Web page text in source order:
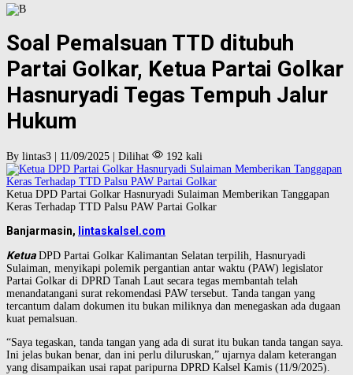
Soal Pemalsuan TTD ditubuh
Partai Golkar, Ketua Partai Golkar
Hasnuryadi Tegas Tempuh Jalur
Hukum
By lintas3 | 11/09/2025 | Dilihat 192 kali
Ketua DPD Partai Golkar Hasnuryadi Sulaiman Memberikan Tanggapan
Keras Terhadap TTD Palsu PAW Partai Golkar
Banjarmasin, lintaskalsel.com
KetuaDPD Partai Golkar Kalimantan Selatan terpilih, Hasnuryadi
Sulaiman, menyikapi polemik pergantian antar waktu (PAW) legislator
Partai Golkar di DPRD Tanah Laut secara tegas membantah telah
menandatangani surat rekomendasi PAW tersebut. Tanda tangan yang
tercantum dalam dokumen itu bukan miliknya dan menegaskan ada dugaan
kuat pemalsuan.
“Saya tegaskan, tanda tangan yang ada di surat itu bukan tanda tangan saya.
Ini jelas bukan benar, dan ini perlu diluruskan,” ujarnya dalam keterangan
yang disampaikan usai rapat paripurna DPRD Kalsel Kamis (11/9/2025).